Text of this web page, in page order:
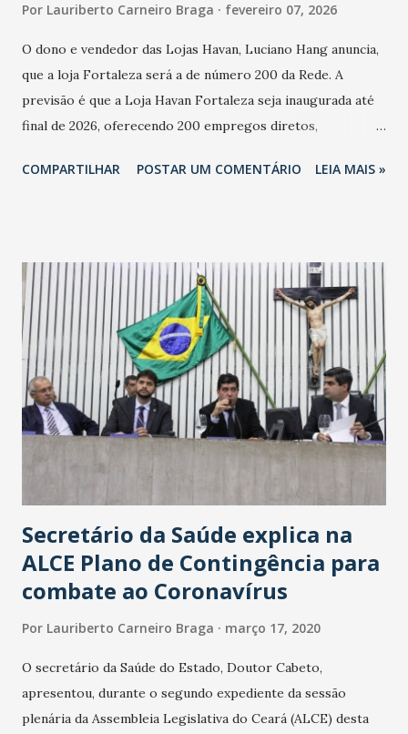
Por Lauriberto Carneiro Braga fevereiro 07, 2026
O dono e vendedor das Lojas Havan, Luciano Hang anuncia,
que a loja Fortaleza será a de número 200 da Rede. A
previsão é que a Loja Havan Fortaleza seja inaugurada até
final de 2026, oferecendo 200 empregos diretos,
Havan Fortaleza ainda não foi anunciada oficialmente, mas
COMPARTILHAR POSTAR UM COMENTÁRIO LEIA MAIS »
Secretário da Saúde explica na
ALCE Plano de Contingência para
combate ao Coronavírus
Por Lauriberto Carneiro Braga março 17, 2020
O secretário da Saúde do Estado, Doutor Cabeto,
apresentou, durante o segundo expediente da sessão
plenária da Assembleia Legislativa do Ceará (ALCE) desta